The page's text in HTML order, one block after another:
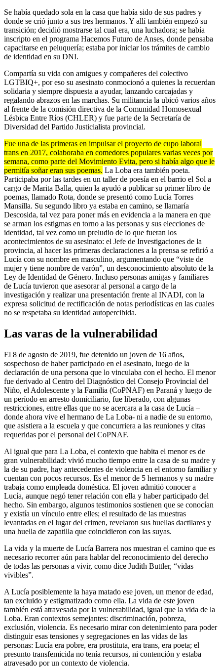
Se había quedado sola en la casa que había sido de sus padres y
donde se crió junto a sus tres hermanos. Y allí también empezó su
transición; decidió mostrarse tal cual era, una luchadora; se había
inscripto en el programa Hacemos Futuro de Anses, donde pensaba
capacitarse en peluquería; estaba por iniciar los trámites de cambio
de identidad en su DNI.
Compartía su vida con amigues y compañeres del colectivo
LGTBIQ+, por eso su asesinato conmocionó a quienes la recuerdan
solidaria y siempre dispuesta a ayudar, lanzando carcajadas y
regalando abrazos en las marchas. Su militancia la ubicó varios años
al frente de la comisión directiva de la Comunidad Homosexual
Lésbica Entre Ríos (CHLER) y fue parte de la Secretaría de
Diversidad del Partido Justicialista provincial.
Fue una de las primeras en impulsar el proyecto de cupo laboral
trans en 2017, colaboraba en comedores populares varias veces por
semana, como parte del Movimiento Evita, pero si había algo que le
permitía soñar eran sus poemas. La Loba era también poeta.
Participaba por las tardes en un taller de poesía en el barrio el Sol a
cargo de Marita Balla, quien la ayudó a publicar su primer libro de
poemas, llamado Rota, donde se presentó como Lucía Torres
Mansilla. Su segundo libro ya estaba en camino, se llamaría
Descosida, tal vez para poner más en evidencia a la manera en que
se arman los estigmas en torno a las personas y sus elecciones de
identidad, tal vez como un preludio de lo que fueran los
acontecimientos de su asesinato: el Jefe de Investigaciones de la
provincia, al hacer las primeras declaraciones a la prensa se refirió a
Lucía con su nombre en masculino, argumentando que “viste de
mujer y tiene nombre de varón”, un desconocimiento absoluto de la
Ley de Identidad de Género. Incluso personas amigas y familiares
de Lucía tuvieron que asesorar al personal a cargo de la
investigación y realizar una presentación frente al INADI, con la
expresa solicitud de rectificación de notas periodísticas en las cuales
no se respetaba su identidad autopercibida.
Las varas de la vulnerabilidad
El 8 de agosto de 2019, fue detenido un joven de 16 años,
sospechoso de haber participado en el asesinato, luego de la
declaración de una persona que lo vinculaba con el hecho. El menor
fue derivado al Centro del Diagnóstico del Consejo Provincial del
Niño, el Adolescente y la Familia (CoPNAF) en Paraná y luego de
un período en arresto domiciliario, fue liberado, con algunas
restricciones, entre ellas que no se acercara a la casa de Lucía –
donde ahora vive el hermano de La Loba- ni a nadie de su entorno,
que asistiera a la escuela y que concurriera a las reuniones y citas
requeridas por el personal del CoPNAF.
Al igual que para La Loba, el contexto que habita el menor es de
gran vulnerabilidad: vivió mucho tiempo entre la casa de su madre y
la de su padre, hay antecedentes de violencia en el entorno familiar y
cuentan con pocos recursos. Es el menor de 5 hermanos y su madre
trabaja como empleada doméstica. El joven admitió conocer a
Lucía, aunque negó tener relación con ella y haber participado del
hecho. Sin embargo, algunos testimonios sostienen que se conocían
y existía un vínculo entre elles; el resultado de las muestras
levantadas en el lugar del crimen, revelaron sus huellas dactilares y
una huella de zapatilla que coincidieron con las suyas.
La vida y la muerte de Lucía Barrera nos muestran el camino que es
necesario recorrer aún para hablar del reconocimiento del derecho
de todas las personas a vivir, como dice Judith Buttler, “vidas
vivibles”.
A Lucía posiblemente la haya matado ese joven, un menor de edad,
tan excluido y estigmatizado como ella. La vida de este joven
también está atravesada por la vulnerabilidad, igual que la vida de la
Loba. Eran contextos semejantes: discriminación, pobreza,
exclusión, violencia. Es necesario mirar con detenimiento para poder
distinguir esas tensiones y segregaciones en las vidas de las
personas: Lucía era pobre, era prostituta, era trans, era poeta; el
presunto transfemicida no tenía recursos, ni contención y estaba
atravesado por un contexto de violencia.